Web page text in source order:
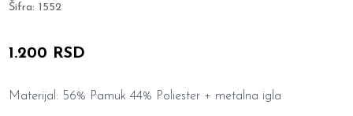
Šifra:1552
1.200 RSD
Materijal: 56% Pamuk 44% Poliester + metalna igla